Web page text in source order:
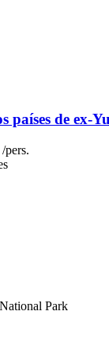
países de ex-
/pers.
Park